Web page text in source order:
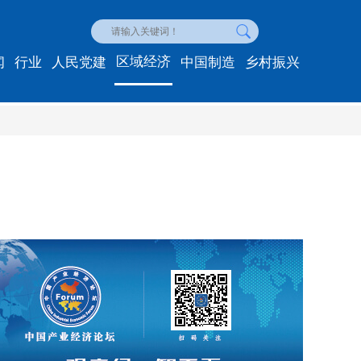
行业 人民党建 区域经济 中国制造 乡村振兴